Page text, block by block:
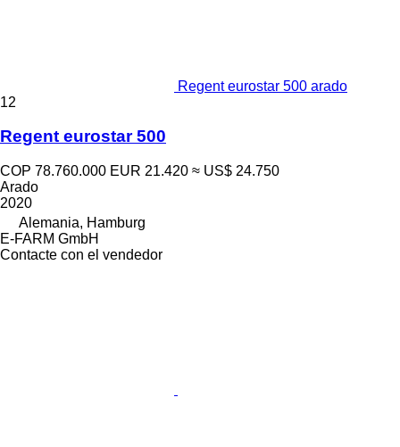
Regent eurostar 500 arado
12
Regent eurostar 500
COP 78.760.000 EUR 21.420 ≈ US$ 24.750
Arado
2020
Alemania, Hamburg
E-FARM GmbH
Contacte con el vendedor